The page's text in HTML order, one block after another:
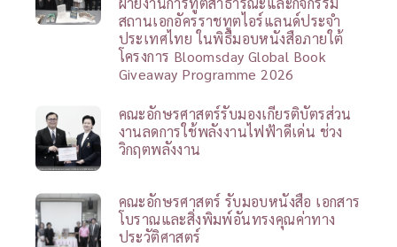
สถานเอกอัครราชทูตไอร์แลนด์ประจำ
ประเทศไทย ในพิธีมอบหนังสือภายใต้
โครงการ Bloomsday Global Book
Giveaway Programme 2026
คณะอักษรศาสตร์รับมองเกียรติบัตรส่วน
งานลดการใช้พลังงานไฟฟ้าดีเด่น ช่วง
วิกฤตพลังงาน
คณะอักษรศาสตร์ รับมอบหนังสือ เอกสาร
โบราณและสิ่งพิมพ์อันทรงคุณค่าทาง
ประวัติศาสตร์